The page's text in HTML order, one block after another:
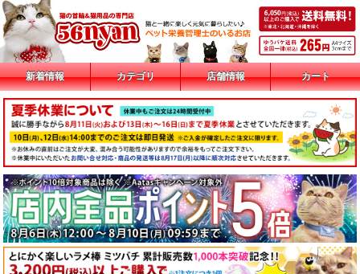
新着情報 カテゴリ 店舗情報 カート